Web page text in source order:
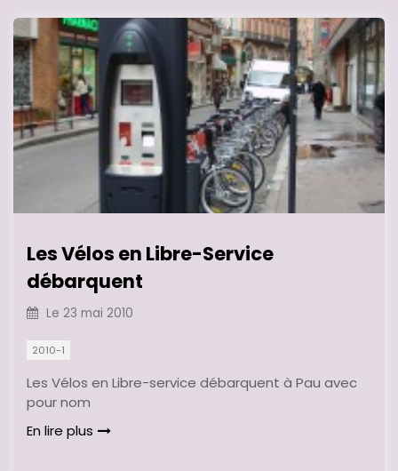
Les Vélos en Libre-Service
débarquent
Le 23 mai 2010
2010-1
Les Vélos en Libre-service débarquent à Pau avec
pour nom
En lire plus